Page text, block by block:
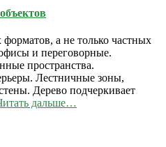
а не только частных
и переговорные.
пространства.
Лестничные зоны,
Дерево подчеркивает
дальше…